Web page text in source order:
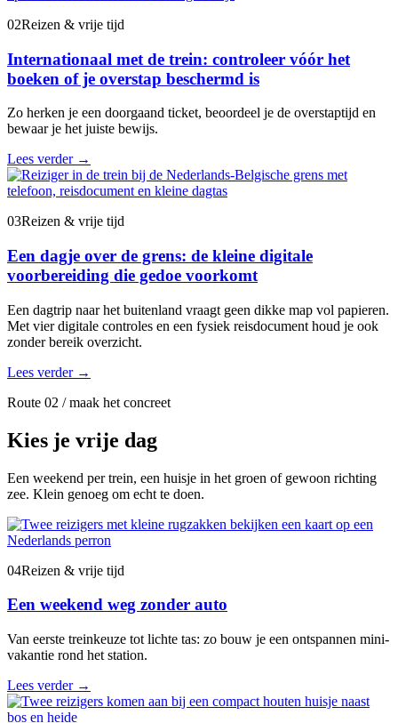
02Reizen & vrije tijd
Internationaal met de trein: controleer vóór het
boeken of je overstap beschermd is
Zo herken je een doorgaand ticket, beoordeel je de overstaptijd en
bewaar je het juiste bewijs.
Lees verder →
03Reizen & vrije tijd
Een dagje over de grens: de kleine digitale
voorbereiding die gedoe voorkomt
Een dagtrip naar het buitenland vraagt geen dikke map vol papieren.
Met vier digitale controles en een fysiek reisdocument houd je ook
zonder bereik overzicht.
Lees verder →
Route 02 / maak het concreet
Kies je vrije dag
Een weekend per trein, een huisje in het groen of gewoon richting
zee. Klein genoeg om echt te doen.
04Reizen & vrije tijd
Een weekend weg zonder auto
Van eerste treinkeuze tot lichte tas: zo bouw je een ontspannen mini-
vakantie rond het station.
Lees verder →